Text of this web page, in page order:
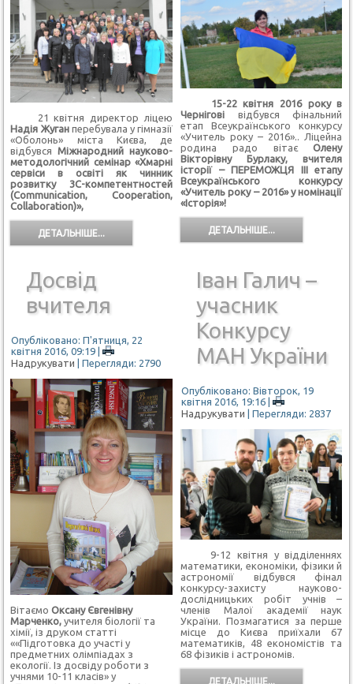
21 квітня директор ліцею
Надія Жуганперебувала у гімназії
«Оболонь» міста Києва, де
відбувсяМіжнародний науково-
методологічний семінар «Хмарні
сервіси в освіті як чинник
розвитку 3С-компетентностей
(Сommunication, Сooperation,
Сollaboration)»,
ДЕТАЛЬНІШЕ...
15-22 квітня 2016 року в
Черніговівідбувся фінальний
етап Всеукраїнського конкурсу
«Учитель року – 2016».. Ліцейна
родина радо вітаєОлену
Вікторівну Бурлаку, вчителя
історії – ПЕРЕМОЖЦЯ ІІІ етапу
Всеукраїнського конкурсу
«Учитель року – 2016» у номінації
«Історія»!
ДЕТАЛЬНІШЕ...
Досвід
вчителя
Опубліковано: П'ятниця, 22
квітня 2016, 09:19 |
Надрукувати | Перегляди: 2790
ВітаємоОксану Євгенівну
Марченко,учителя біології та
хімії, із друком статті
««Підготовка до участі у
предметних олімпіадах з
екології. Із досвіду роботи з
учнями 10-11 класів» у
Іван Галич –
учасник
Конкурсу
МАН України
Опубліковано: Вівторок, 19
квітня 2016, 19:16|
Надрукувати | Перегляди: 2837
9-12 квітня у відділеннях
математики, економіки, фізики й
астрономії відбувся фінал
конкурсу-захисту науково-
дослідницьких робіт учнів –
членів Малої академії наук
України. Позмагатися за перше
місце до Києва приїхали 67
математиків, 48 економістів та
68 фізиків і астрономів.
ДЕТАЛЬНІШЕ...